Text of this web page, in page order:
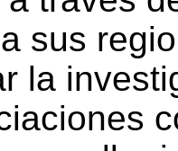
sus
la